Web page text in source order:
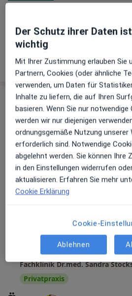
Terminanfrage senden
Fachklinik Dr.med.
Fachärztin für
Ästhetische Chirurgie
12 Bewertungen
Huttropstr. 60, Essen•Zu
Privatpraxis
Der Schutz ihrer Daten
wichtig
Mit Ihrer Zustimmung erlauben Sie
Partnern, Cookies (oder ähnliche
verwenden, um Daten für
Inhalte zu liefern, die auf Ihren
basieren. Wenn Sie nur
werden wir nur diejenigen
ordnungsgemäße Nutzung unserer
erforderlich sind. Notwendige
abgelehnt werden. Sie können Ihre
in den Einstellungen widerrufen
aktualisieren. Erfahren Sie mehr
Cookie Erklärung
Cookie-
Ablehnen